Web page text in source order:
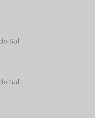
Sul
Sul